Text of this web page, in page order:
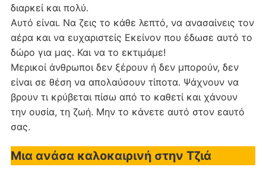
διαρκεί και πολύ.
Αυτό είναι. Να ζεις το κάθε λεπτό, να ανασαίνεις τον
αέρα και να ευχαριστείς Εκείνον που έδωσε αυτό το
δώρο για μας. Και να το εκτιμάμε!
Μερικοί άνθρωποι δεν ξέρουν ή δεν μπορούν, δεν
είναι σε θέση να απολαύσουν τίποτα. Ψάχνουν να
βρουν τι κρύβεται πίσω από το καθετί και χάνουν
την ουσία, τη ζωή. Μην το κάνετε αυτό στον εαυτό
σας.
Μια ανάσα καλοκαιρινή στην Τζιά